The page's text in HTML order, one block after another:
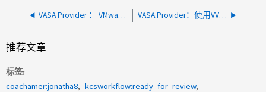
VASA Provider ： VMware 中的孤立 LUN 引发 VASA 错误 VASA Provider：使用VVOL时、SVM名称会中断svMotion
推荐文章
标签
coachamer:jonatha8
kcsworkflow:ready_for_review